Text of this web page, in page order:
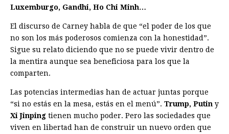
Luxemburgo, Gan­dhi, Ho Chi Minh…
El discurso de Carney habla de que “el poder de los que
no son los más poderosos comienza con la honestidad”.
Sigue su relato diciendo que no se puede vivir dentro de
la mentira aunque sea beneficiosa para los que la
comparten.
Las potencias intermedias han de actuar juntas porque
“si no estás en la mesa, estás en el menú”. Trump, Putin y
Xi Jinping tienen mucho poder. Pero las sociedades que
viven en libertad han de construir un nuevo orden que